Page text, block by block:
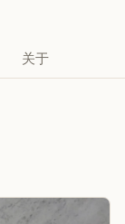
关于